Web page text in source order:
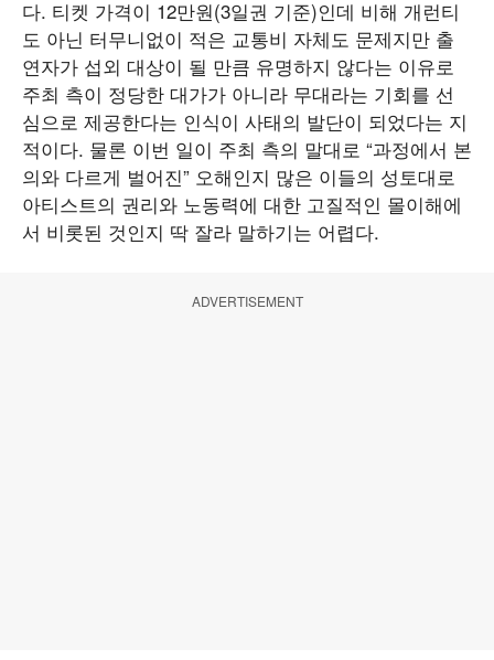
다. 티켓 가격이 12만원(3일권 기준)인데 비해 개런티
도 아닌 터무니없이 적은 교통비 자체도 문제지만 출
연자가 섭외 대상이 될 만큼 유명하지 않다는 이유로
주최 측이 정당한 대가가 아니라 무대라는 기회를 선
심으로 제공한다는 인식이 사태의 발단이 되었다는 지
적이다. 물론 이번 일이 주최 측의 말대로 “과정에서 본
의와 다르게 벌어진” 오해인지 많은 이들의 성토대로
아티스트의 권리와 노동력에 대한 고질적인 몰이해에
서 비롯된 것인지 딱 잘라 말하기는 어렵다.
ADVERTISEMENT